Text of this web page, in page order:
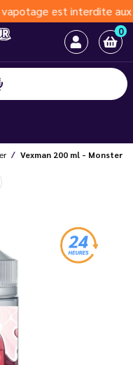
est interdite aux
0
Vexman 200 ml - Monster